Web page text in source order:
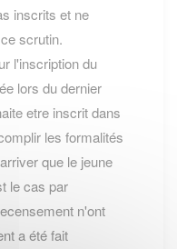
inscrits et ne
scrutin.
l'inscription du
lors du dernier
etre inscrit dans
les formalités
que le jeune
le cas par
n'ont
a été fait